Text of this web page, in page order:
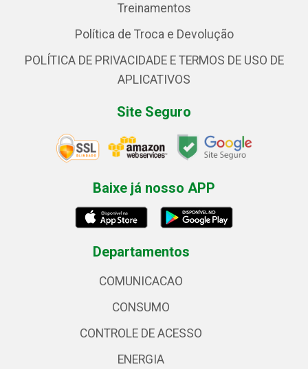
Treinamentos
Política de Troca e Devolução
POLÍTICA DE PRIVACIDADE E TERMOS DE USO DE
APLICATIVOS
Site Seguro
Baixe já nosso APP
Departamentos
COMUNICACAO
CONSUMO
CONTROLE DE ACESSO
ENERGIA